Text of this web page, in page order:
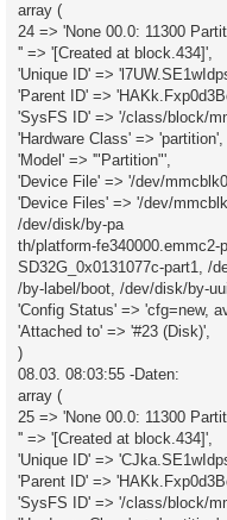
array (
24 => 'None 00.0: 11300
'' => '[Created at block.434]',
'Unique ID' =>
'Parent ID' =>
'SysFS ID' => '/class/block/
'Hardware Class' => 'partition',
'Model' => '"Partition"',
'Device File' => '/dev/
'Device Files' => '/dev/
/dev/disk/by-pa
th/platform-
SD32G_0x0131077c-part1, /
/by-label/boot, /dev/disk/by-
'Config Status' => 'cfg=new,
'Attached to' => '#23 (Disk)',
)
08.03. 08:03:55 -Daten:
array (
25 => 'None 00.0: 11300
'' => '[Created at block.434]',
'Unique ID' =>
'Parent ID' =>
'SysFS ID' => '/class/block/